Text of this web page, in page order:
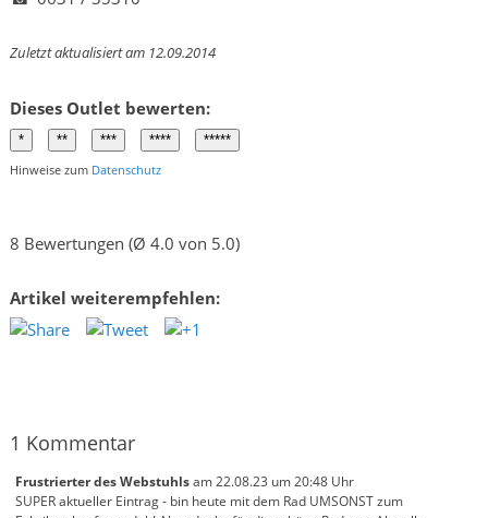
Zuletzt aktualisiert am 12.09.2014
Dieses Outlet bewerten:
Hinweise zum Datenschutz
8 Bewertungen (Ø 4.0 von 5.0)
Artikel weiterempfehlen:
1 Kommentar
Frustrierter des Webstuhlsam 22.08.23 um 20:48 Uhr
SUPER aktueller Eintrag - bin heute mit dem Rad UMSONST zum